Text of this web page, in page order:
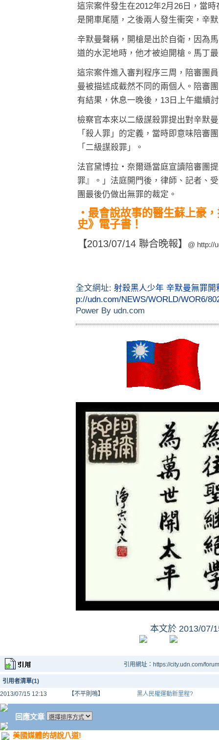
這宗案件發生在2012年2月26日，當
是開車尾隨，之後兩人發生衝突，辛
辛默曼聲稱，開槍是出於自衛，因為
道的水泥地時，他才被迫開槍。馬丁
這宗案件進入審判程序三周，陪審團
曼被描述成截然不同的兩個人。陪審
有結果，休息一晚後，13日上午繼續
檢察官本來以二級謀殺罪提出對辛默
「殺人罪」的定義，當時即意味陪審
「二級謀殺罪」。
法官黛博拉‧奈爾遜當庭宣讀陪審團
罪』。」法庭開門後，律師、記者、
團最後仍做出無罪的裁定。
‧最會說故事的醫生蘇上豪
史》電子書！
【2013/07/14 聯合晚報】 @ http://
全文網址: 射殺黑人少年 辛默曼無罪
p://udn.com/NEWS/WORLD/WOR6/
Power By udn.com
本文於 2013/07/
引用網址：https://city.udn.com/
引用者清單(1)
2013/07/15 12:13
【不平則鳴】 黑人民權運動新里程?
回應文章
美國媒體的胡說八道!